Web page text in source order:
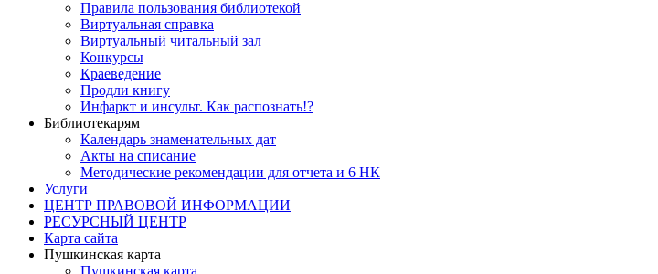
Правила пользования библиотекой
Виртуальная справка
Виртуальный читальный зал
Конкурсы
Краеведение
Продли книгу
Инфаркт и инсульт. Как распознать!?
Библиотекарям
Календарь знаменательных дат
Акты на списание
Методические рекомендации для отчета и 6 НК
Услуги
ЦЕНТР ПРАВОВОЙ ИНФОРМАЦИИ
РЕСУРСНЫЙ ЦЕНТР
Карта сайта
Пушкинская карта
Пушкинская карта